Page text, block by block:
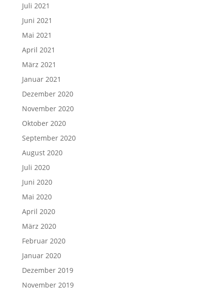
Juli 2021
Juni 2021
Mai 2021
April 2021
März 2021
Januar 2021
Dezember 2020
November 2020
Oktober 2020
September 2020
August 2020
Juli 2020
Juni 2020
Mai 2020
April 2020
März 2020
Februar 2020
Januar 2020
Dezember 2019
November 2019